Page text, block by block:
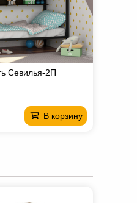
Севилья-2П
В корзину